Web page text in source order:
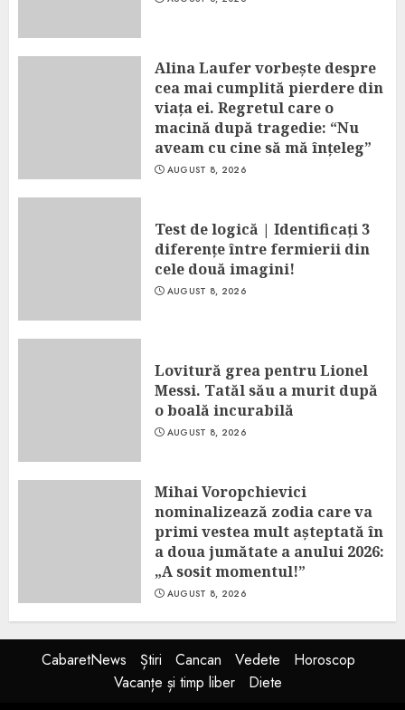
Alina Laufer vorbește despre
cea mai cumplită pierdere din
viața ei. Regretul care o
macină după tragedie: “Nu
aveam cu cine să mă înțeleg”
AUGUST 8, 2026
Test de logică | Identificați 3
diferențe între fermierii din
cele două imagini!
AUGUST 8, 2026
Lovitură grea pentru Lionel
Messi. Tatăl său a murit după
o boală incurabilă
AUGUST 8, 2026
Mihai Voropchievici
nominalizează zodia care va
primi vestea mult așteptată în
a doua jumătate a anului 2026:
„A sosit momentul!”
AUGUST 8, 2026
CabaretNews Știri Cancan Vedete
Horoscop
Vacanțe și timp liber
Diete